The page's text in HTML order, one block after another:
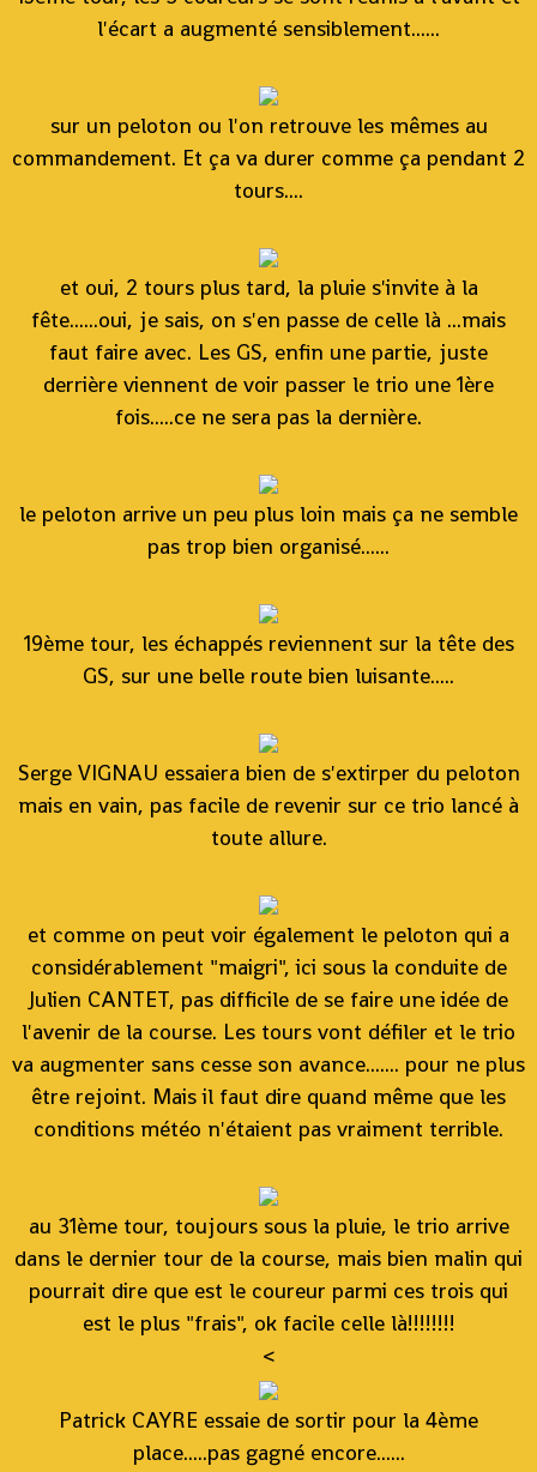
l'écart a augmenté sensiblement......
sur un peloton ou l'on retrouve les mêmes au
commandement. Et ça va durer comme ça pendant 2
tours....
et oui, 2 tours plus tard, la pluie s'invite à la
fête......oui, je sais, on s'en passe de celle là ...mais
faut faire avec. Les GS, enfin une partie, juste
derrière viennent de voir passer le trio une 1ère
fois.....ce ne sera pas la dernière.
le peloton arrive un peu plus loin mais ça ne semble
pas trop bien organisé......
19ème tour, les échappés reviennent sur la tête des
GS, sur une belle route bien luisante.....
Serge VIGNAU essaiera bien de s'extirper du peloton
mais en vain, pas facile de revenir sur ce trio lancé à
toute allure.
et comme on peut voir également le peloton qui a
considérablement "maigri", ici sous la conduite de
Julien CANTET, pas difficile de se faire une idée de
l'avenir de la course. Les tours vont défiler et le trio
va augmenter sans cesse son avance....... pour ne plus
être rejoint. Mais il faut dire quand même que les
conditions météo n'étaient pas vraiment terrible.
au 31ème tour, toujours sous la pluie, le trio arrive
dans le dernier tour de la course, mais bien malin qui
pourrait dire que est le coureur parmi ces trois qui
est le plus "frais", ok facile celle là!!!!!!!!
<
Patrick CAYRE essaie de sortir pour la 4ème
place.....pas gagné encore......